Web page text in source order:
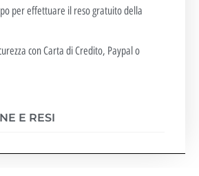
per effettuare il reso gratuito della
con Carta di Credito, Paypal o
E RESI